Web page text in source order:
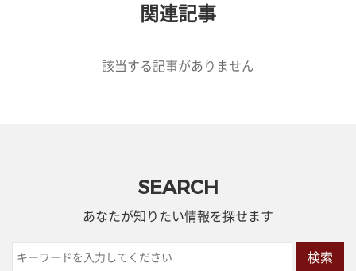
関連記事
該当する記事がありません
SEARCH
あなたが知りたい情報を探せます
検索